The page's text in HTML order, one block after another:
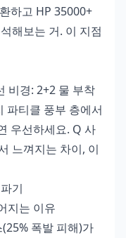
하고 HP 35000+
해보는 거. 이 지점
비경: 2+2 물 부착
파티클 풍부 층에서
우선하세요. Q 사
느껴지는 차이, 이
기
지는 이유
폭발 피해)가